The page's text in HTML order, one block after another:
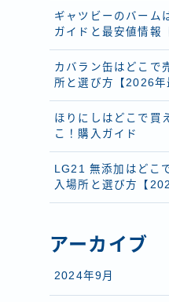
ギャツビーのバーム
ガイドと最安値情報
カバラン缶はどこで
所と選び方【2026年
ほりにしはどこで買
こ！購入ガイド
LG21 無添加はどこ
入場所と選び方【
アーカイブ
2024年9月